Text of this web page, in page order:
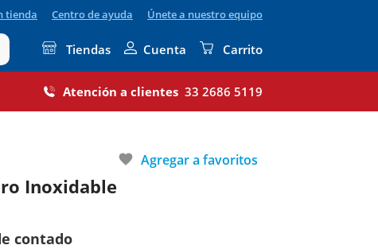
tienda Centro de ayuda Únete a nuestro equipo
Tiendas Cuenta Carrito
Atención a clientes 33 2686 5119
favorite Agregar a favoritos
Inoxidable
contado